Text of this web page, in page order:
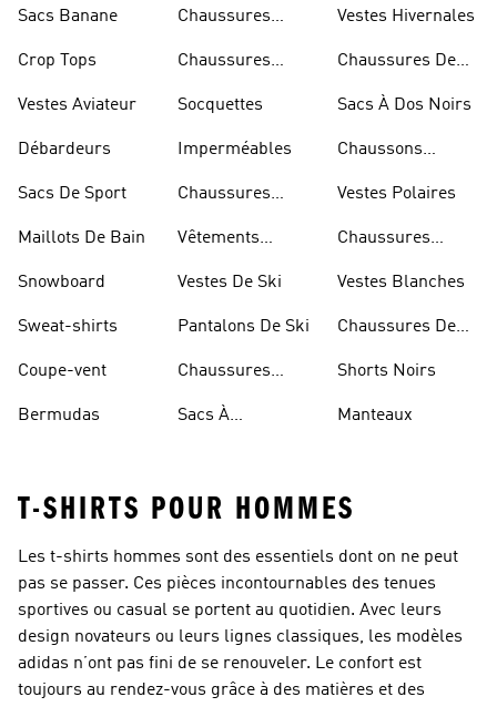
Sacs Banane
Crop Tops
Vestes Aviateur
Débardeurs
Sacs De Sport
Maillots De Bain
Snowboard
Sweat-shirts
Coupe-vent
Bermudas
Chaussures
Chaussures
Socquettes
Imperméables
Chaussures
Vêtements
Vestes De Ski
Pantalons De Ski
Chaussures
Sacs À
Vestes Hivernales
Chaussures De
Sacs À Dos Noirs
Chaussons
Vestes Polaires
Chaussures
Vestes Blanches
Chaussures De
Shorts Noirs
Manteaux
T-SHIRTS POUR HOMMES
Les t-shirts hommes sont des essentiels dont on ne peut
pas se passer. Ces pièces incontournables des tenues
sportives ou casual se portent au quotidien. Avec leurs
design novateurs ou leurs lignes classiques, les modèles
adidas n’ont pas fini de se renouveler. Le confort est
toujours au rendez-vous grâce à des matières et des